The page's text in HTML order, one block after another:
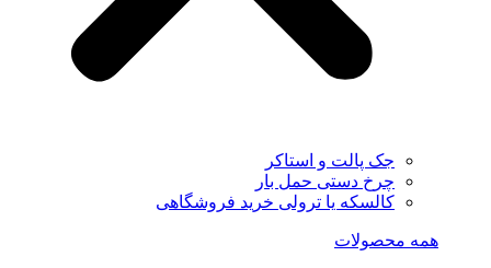
جک پالت و استاکر
چرخ دستی حمل بار
کالسکه یا ترولی خرید فروشگاهی
همه محصولات